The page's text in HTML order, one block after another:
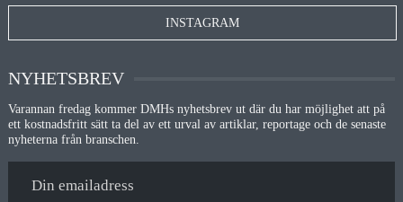
INSTAGRAM
NYHETSBREV
Varannan fredag kommer DMHs nyhetsbrev ut där du har möjlighet att på
ett kostnadsfritt sätt ta del av ett urval av artiklar, reportage och de senaste
nyheterna från branschen.